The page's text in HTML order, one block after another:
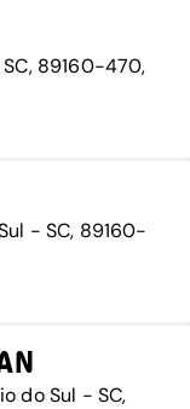
89160-470,
- SC, 89160-
do Sul - SC,